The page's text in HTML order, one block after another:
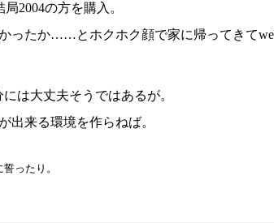
2004の方を購入。
ったか……とホクホク顔で家に帰ってきて
は大丈夫そうではあるが。
出来る環境を作らねば。
ったり。